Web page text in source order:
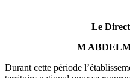
Le
M
Durant cette période